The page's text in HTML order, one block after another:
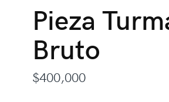
Pieza
Bruto
$400,000